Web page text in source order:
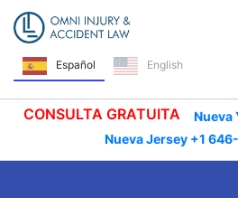
Saltar navegación
Español English
CONSULTA GRATUITA
Nueva Jersey +1